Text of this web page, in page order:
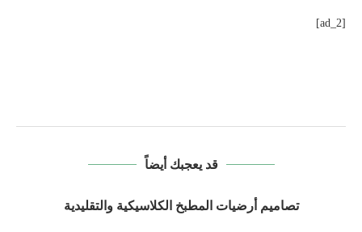
[ad_2]
قد يعجبك أيضاً
تصاميم أرضيات المطبخ الكلاسيكية والتقليدية